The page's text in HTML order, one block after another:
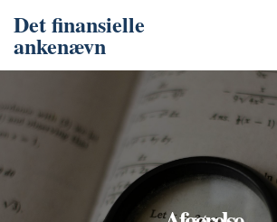
Det finansielle
ankenævn